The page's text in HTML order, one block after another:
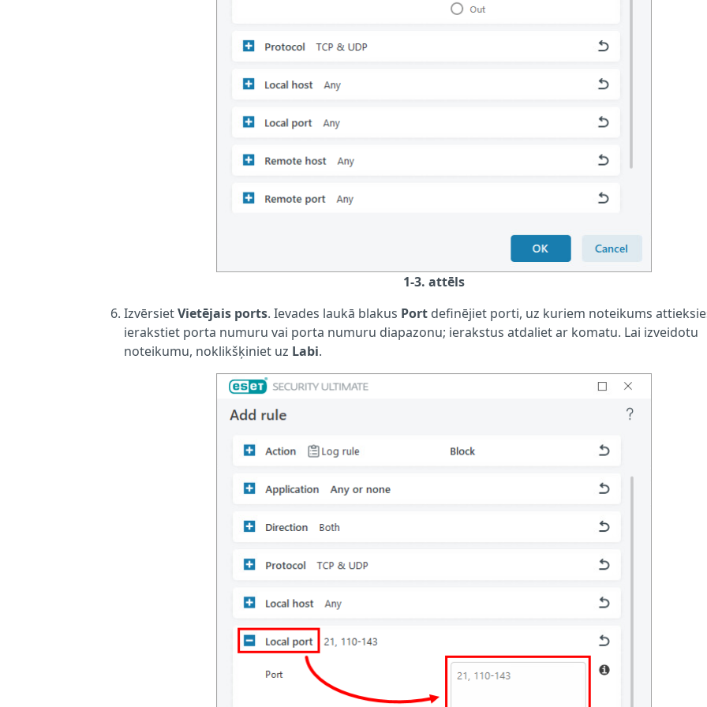
1-3. attēls
IzvērsietVietējais ports. Ievades laukā blakus Port definējiet porti, uz kuriem noteikums
ierakstiet porta numuru vai porta numuru diapazonu; ierakstus atdaliet ar komatu. Lai izveidotu
noteikumu, noklikšķiniet uz Labi.